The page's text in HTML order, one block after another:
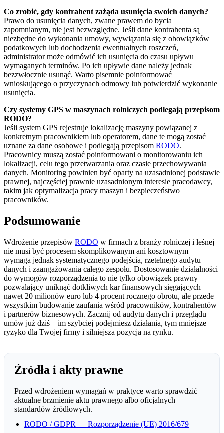
Co zrobić, gdy kontrahent zażąda usunięcia swoich danych?
Prawo do usunięcia danych, zwane prawem do bycia
zapomnianym, nie jest bezwzględne. Jeśli dane kontrahenta są
niezbędne do wykonania umowy, wywiązania się z obowiązków
podatkowych lub dochodzenia ewentualnych roszczeń,
administrator może odmówić ich usunięcia do czasu upływu
wymaganych terminów. Po ich upływie dane należy jednak
bezzwłocznie usunąć. Warto pisemnie poinformować
wnioskującego o przyczynach odmowy lub potwierdzić wykonanie
usunięcia.
Czy systemy GPS w maszynach rolniczych podlegają przepisom
RODO?
Jeśli system GPS rejestruje lokalizację maszyny powiązanej z
konkretnym pracownikiem lub operatorem, dane te mogą zostać
uznane za dane osobowe i podlegają przepisom RODO.
Pracownicy muszą zostać poinformowani o monitorowaniu ich
lokalizacji, celu tego przetwarzania oraz czasie przechowywania
danych. Monitoring powinien być oparty na uzasadnionej podstawie
prawnej, najczęściej prawnie uzasadnionym interesie pracodawcy,
takim jak optymalizacja pracy maszyn i bezpieczeństwo
pracowników.
Podsumowanie
Wdrożenie przepisów RODO w firmach z branży rolniczej i leśnej
nie musi być procesem skomplikowanym ani kosztownym –
wymaga jednak systematycznego podejścia, rzetelnego audytu
danych i zaangażowania całego zespołu. Dostosowanie działalności
do wymogów rozporządzenia to nie tylko obowiązek prawny
pozwalający uniknąć dotkliwych kar finansowych sięgających
nawet 20 milionów euro lub 4 procent rocznego obrotu, ale przede
wszystkim budowanie zaufania wśród pracowników, kontrahentów
i partnerów biznesowych. Zacznij od audytu danych i przeglądu
umów już dziś – im szybciej podejmiesz działania, tym mniejsze
ryzyko dla Twojej firmy i silniejsza pozycja na rynku.
Źródła i akty prawne
Przed wdrożeniem wymagań w praktyce warto sprawdzić
aktualne brzmienie aktu prawnego albo oficjalnych
standardów źródłowych.
RODO / GDPR — Rozporządzenie (UE) 2016/679